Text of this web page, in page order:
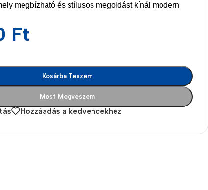
megbízható és stílusos megoldást kínál modern
Ft
Kosárba Teszem
Most Megveszem
Hozzáadás a kedvencekhez